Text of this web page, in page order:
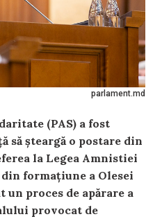
parlament.md
(PAS) a fost
să șteargă o postare din
la Legea Amnistiei
formațiune a Olesei
proces de apărare a
provocat de